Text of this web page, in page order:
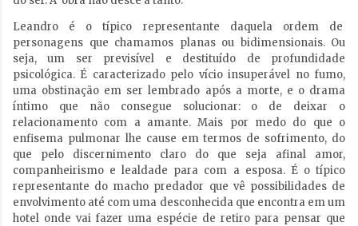
Leandro é o típico representante daquela ordem de
personagens que chamamos planas ou bidimensionais. Ou
seja, um ser previsível e destituído de profundidade
psicológica. É caracterizado pelo vício insuperável no fumo,
uma obstinação em ser lembrado após a morte, e o drama
íntimo que não consegue solucionar: o de deixar o
relacionamento com a amante. Mais por medo do que o
enfisema pulmonar lhe cause em termos de sofrimento, do
que pelo discernimento claro do que seja afinal amor,
companheirismo e lealdade para com a esposa. É o típico
representante do macho predador que vê possibilidades de
envolvimento até com uma desconhecida que encontra em um
hotel onde vai fazer uma espécie de retiro para pensar que